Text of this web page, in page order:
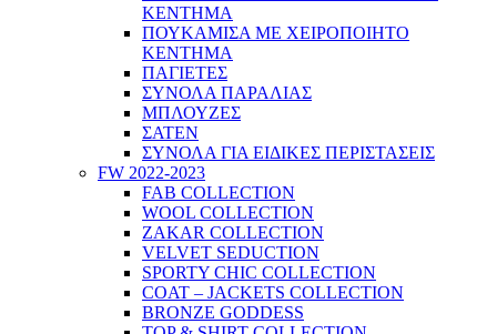
ΚΕΝΤΗΜΑ
ΠΟΥΚΑΜΙΣΑ ΜΕ ΧΕΙΡΟΠΟΙΗΤΟ
ΚΕΝΤΗΜΑ
ΠΑΓΙΕΤΕΣ
ΣΥΝΟΛΑ ΠΑΡΑΛΙΑΣ
ΜΠΛΟΥΖΕΣ
ΣΑΤΕΝ
ΣΥΝΟΛΑ ΓΙΑ ΕΙΔΙΚΕΣ ΠΕΡΙΣΤΑΣΕΙΣ
FW 2022-2023
FAB COLLECTION
WOOL COLLECTION
ZAKAR COLLECTION
VELVET SEDUCTION
SPORTY CHIC COLLECTION
COAT – JACKETS COLLECTION
BRONZE GODDESS